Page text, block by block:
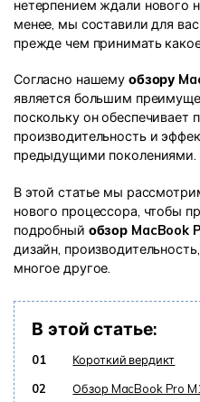
Информационный
НАЙТИ БОЛЬШЕ
нетерпением ждали нового
менее, мы составили для вас
прежде чем принимать
Согласно нашему обзору
является большим
поскольку он обеспечивает
производительность и
предыдущими поколениями.
В этой статье мы
нового процессора, чтобы
подробный обзор MacBook
дизайн,
многое другое.
В этой статье:
01
Короткий вердикт
02
Обзор MacBook Pro